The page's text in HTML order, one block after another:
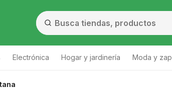
Electrónica Hogar y jardinería Moda y